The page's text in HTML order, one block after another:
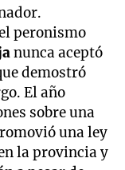
peronismo
nunca aceptó
demostró
El año
sobre una
una ley
la provincia y